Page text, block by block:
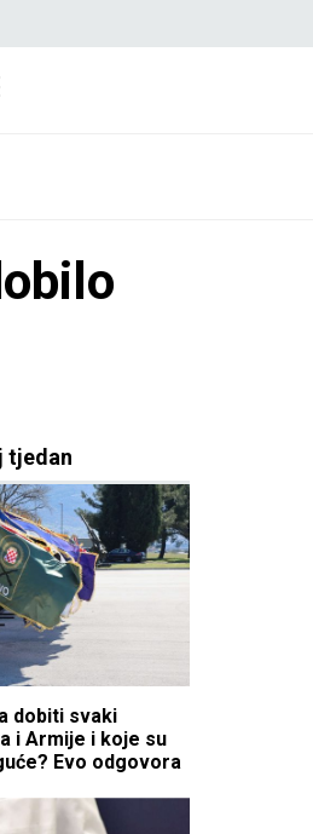
tjedan
dobiti svaki
i Armije i koje su
Evo odgovora